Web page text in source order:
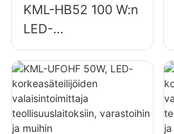
KML-HB52 100 W:n
LED-
syväsäteilijävalaisin
sisätiloihin, kuten
teollisuusrakennuks
iin ja varastoihin.